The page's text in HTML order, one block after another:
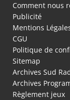
Comment nous
Publicité
Mentions
CGU
Politique de
Sitemap
Archives Sud
Archives
Règlement jeux